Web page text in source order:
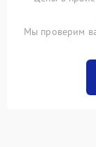
Мы проверим